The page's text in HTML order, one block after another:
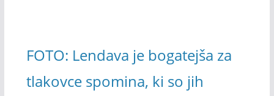
FOTO: Lendava je bogatejša za
tlakovce spomina, ki so jih